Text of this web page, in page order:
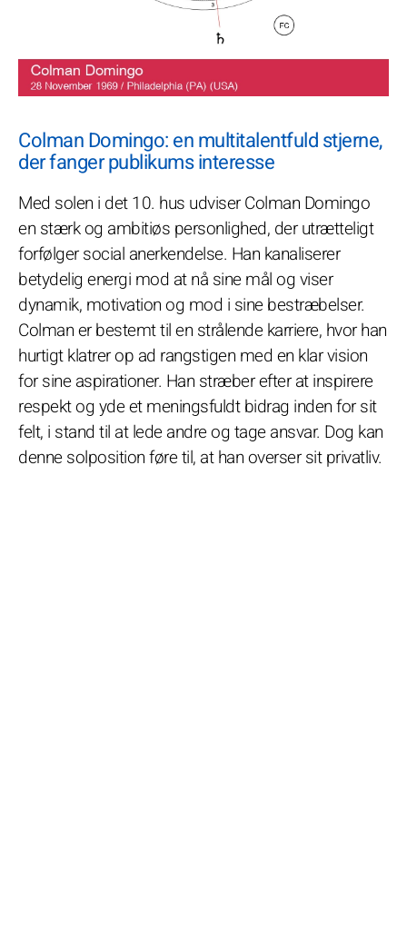
Colman Domingo: en multitalentfuld stjerne,
der fanger publikums interesse
Med solen i det 10. hus udviser Colman Domingo
en stærk og ambitiøs personlighed, der utrætteligt
forfølger social anerkendelse. Han kanaliserer
betydelig energi mod at nå sine mål og viser
dynamik, motivation og mod i sine bestræbelser.
Colman er bestemt til en strålende karriere, hvor han
hurtigt klatrer op ad rangstigen med en klar vision
for sine aspirationer. Han stræber efter at inspirere
respekt og yde et meningsfuldt bidrag inden for sit
felt, i stand til at lede andre og tage ansvar. Dog kan
denne solposition føre til, at han overser sit privatliv.